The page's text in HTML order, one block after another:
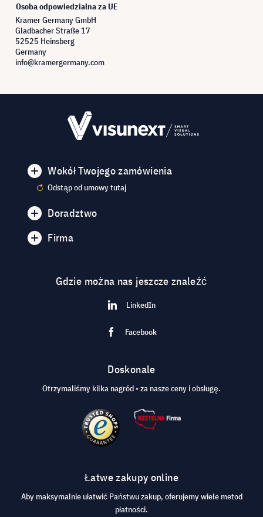
Osoba odpowiedzialna za UE
Kramer Germany GmbH
Gladbacher Straße 17
52525 Heinsberg
Germany
info@kramergermany.com
Wokół Twojego zamówienia
Odstąp od umowy tutaj
Doradztwo
Firma
Gdzie można nas jeszcze znaleźć
LinkedIn
Facebook
Doskonale
Otrzymaliśmy kilka nagród - za nasze ceny i obsługę.
Łatwe zakupy online
Aby maksymalnie ułatwić Państwu zakup, oferujemy wiele metod
płatności.